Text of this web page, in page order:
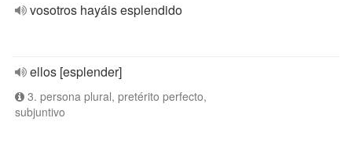
vosotros hayáis esplendido
ellos [esplender]
3. persona plural, pretérito perfecto,
subjuntivo